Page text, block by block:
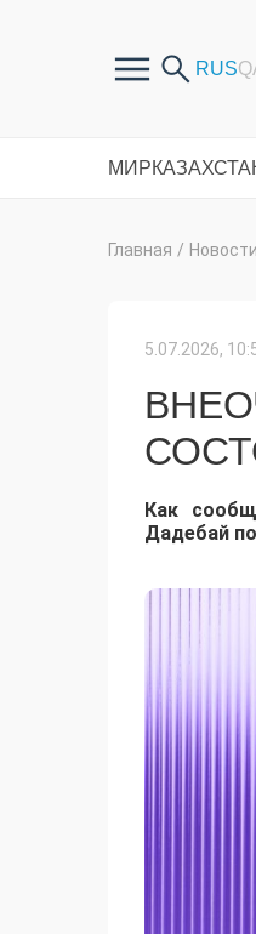
МИР
Главная / Новости
5.07.2026,
Как
Дадебай